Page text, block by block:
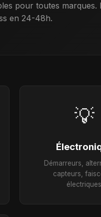
pour toutes marques.
en 24-48h.
💡
Démarreurs,
capteurs,